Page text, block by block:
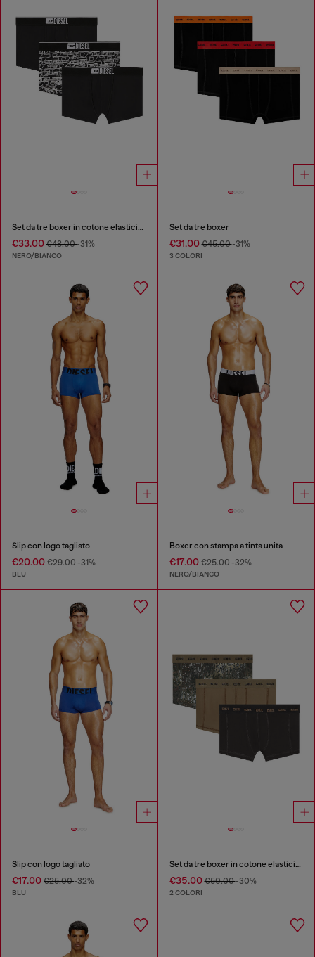
Set da tre boxer in cotone elasticizzato con logo
€33.00 €48.00-31%
NERO/BIANCO
Set da tre boxer
€31.00€45.00-31%
3 COLORI
Slip con logo tagliato
€20.00 €29.00-31%
BLU
Boxer con stampa a tinta unita
€17.00€25.00-32%
NERO/BIANCO
Slip con logo tagliato
€17.00 €25.00-32%
BLU
Set da tre boxer in cotone elasticizzato
€35.00€50.00-30%
2 COLORI